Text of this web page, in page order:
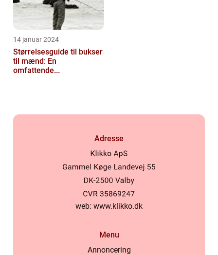
14 januar 2024
Størrelsesguide til bukser
til mænd: En
omfattende...
Adresse
web: www.klikko.dk
Menu
Annoncering